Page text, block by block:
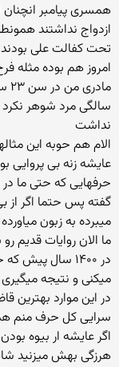
همسری پیامبر
ازدواج نداشتند
تحت کفالت علی
امروز هم بوده مثله
سالگی مرد شوهر
نداشت
الام هم حوبه این
عایشه زنه بی پروایی
حرفهایی که حتی ما
گفته پس حتما اگر از
میبرده به زبون میاورده
ما الان روایات قدیم
در ۱۴۰۰ سال
میکنی و نتیجه میگیری
در این موارد بهترین
سرایی کل حرف منم
اگر عایشه ار بیوه
هرزگی بهش میزنید